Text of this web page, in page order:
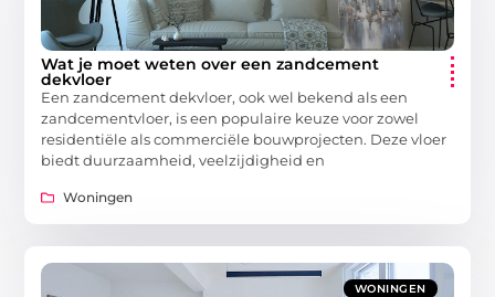
Wat je moet weten over een zandcement
dekvloer
Een zandcement dekvloer, ook wel bekend als een
zandcementvloer, is een populaire keuze voor zowel
residentiële als commerciële bouwprojecten. Deze vloer
biedt duurzaamheid, veelzijdigheid en
Woningen
WONINGEN